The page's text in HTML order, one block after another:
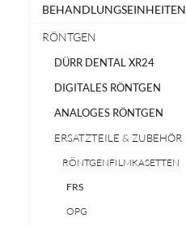
BEHANDLUNGSEINHEITEN
RÖNTGEN
DÜRR DENTAL XR24
DIGITALES RÖNTGEN
ANALOGES RÖNTGEN
ERSATZTEILE & ZUBEHÖR
RÖNTGENFILMKASETTEN
FRS
OPG